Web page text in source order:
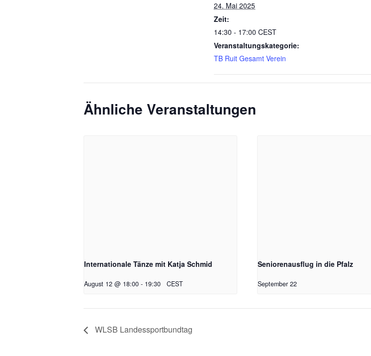
24. Mai 2025
Zeit:
14:30 - 17:00 CEST
Veranstaltungskategorie:
TB Ruit Gesamt Verein
Ähnliche Veranstaltungen
Internationale Tänze mit Katja Schmid
August 12 @ 18:00 - 19:30 CEST
Seniorenausflug in die Pfalz
September 22
WLSB Landessportbundtag